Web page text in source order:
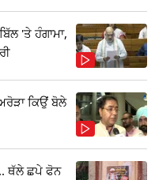
'ਤੇ ਹੰਗਾਮਾ,
ਕਿਉਂ ਬੋਲੇ
ਥੱਲੇ ਛਪੇ ਫੋਨ